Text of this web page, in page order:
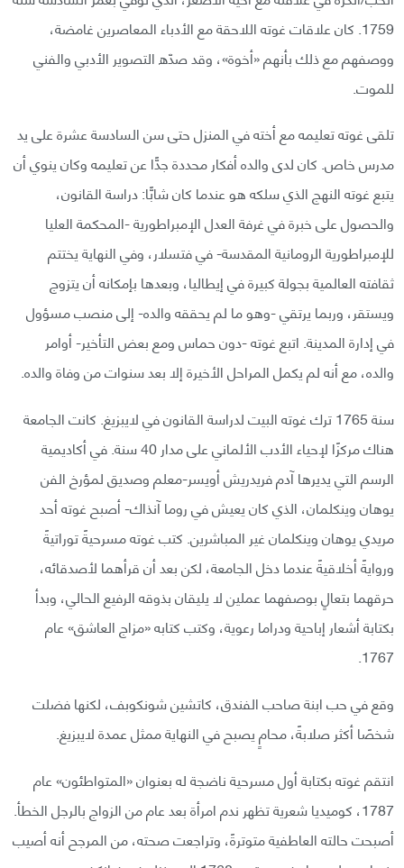
1759. كان علاقات غوته اللاحقة مع الأدباء المعاصرين غامضة،
ووصفهم مع ذلك بأنهم «أخوة»، وقد صدّه التصوير الأدبي والفني
للموت.
تلقى غوته تعليمه مع أخته في المنزل حتى سن السادسة عشرة على يد
مدرس خاص. كان لدى والده أفكار محددة جدًّا عن تعليمه وكان ينوي أن
يتبع غوته النهج الذي سلكه هو عندما كان شابًّا: دراسة القانون،
والحصول على خبرة في غرفة العدل الإمبراطورية -المحكمة العليا
للإمبراطورية الرومانية المقدسة- في فتسلار، وفي النهاية يختتم
ثقافته العالمية بجولة كبيرة في إيطاليا، وبعدها بإمكانه أن يتزوج
ويستقر، وربما يرتقي -وهو ما لم يحققه والده- إلى منصب مسؤول
في إدارة المدينة. اتبع غوته -دون حماس ومع بعض التأخير- أوامر
والده، مع أنه لم يكمل المراحل الأخيرة إلا بعد سنوات من وفاة والده.
سنة 1765 ترك غوته البيت لدراسة القانون في لايبزيغ. كانت الجامعة
هناك مركزًا لإحياء الأدب الألماني على مدار 40 سنة. في أكاديمية
الرسم التي يديرها آدم فريدريش أويسر-معلم وصديق لمؤرخ الفن
يوهان وينكلمان، الذي كان يعيش في روما آنذاك- أصبح غوته أحد
مريدي يوهان وينكلمان غير المباشرين. كتب غوته مسرحيةً توراتيةً
وروايةً أخلاقيةً عندما دخل الجامعة، لكن بعد أن قرأهما لأصدقائه،
حرقهما بتعالٍ بوصفهما عملين لا يليقان بذوقه الرفيع الحالي، وبدأ
بكتابة أشعار إباحية ودراما رعوية، وكتب كتابه «مزاج العاشق» عام
1767.
وقع في حب ابنة صاحب الفندق، كاتشين شونكوبف، لكنها فضلت
شخصًا أكثر صلابةً، محامٍ يصبح في النهاية ممثل عمدة لايبزيغ.
انتقم غوته بكتابة أول مسرحية ناضجة له بعنوان «المتواطئون» عام
1787، كوميديا شعرية تظهر ندم امرأة بعد عام من الزواج بالرجل الخطأ.
أصبحت حالته العاطفية متوترةً، وتراجعت صحته، من المرجح أنه أصيب